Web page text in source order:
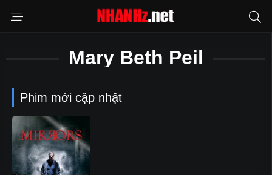
Mary Beth Peil
Phim mới cập nhật